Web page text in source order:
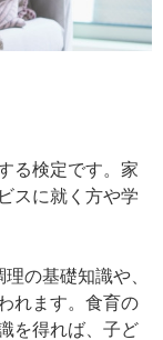
る検定です。家
スに就く方や学
の基礎知識や、
れます。食育の
を得れば、子ど